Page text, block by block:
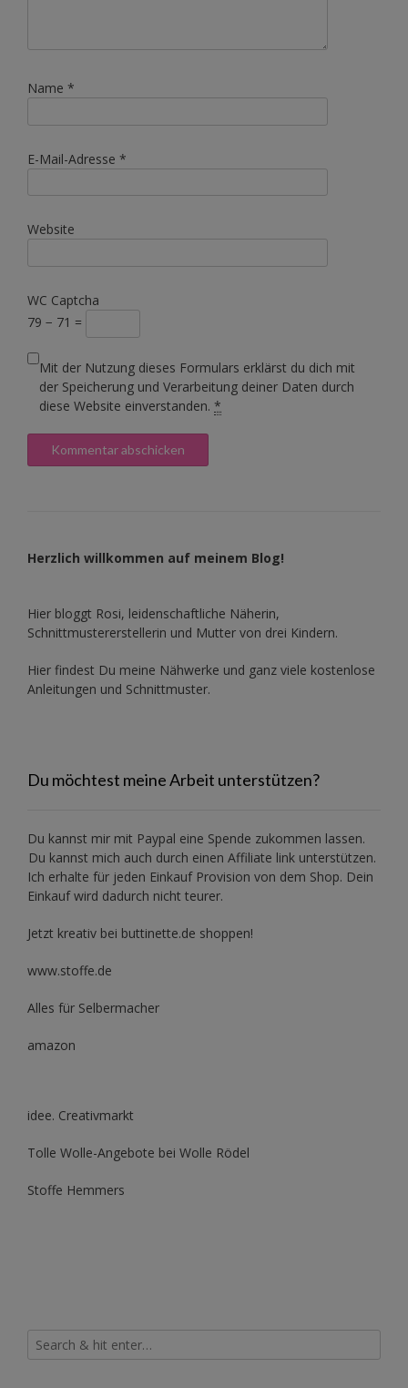
Name *
E-Mail-Adresse *
Website
WC Captcha
79 − 71 =
Mit der Nutzung dieses Formulars erklärst du dich mit
der Speicherung und Verarbeitung deiner Daten durch
diese Website einverstanden. *
Herzlich willkommen auf meinem Blog!
Hier bloggt Rosi, leidenschaftliche Näherin,
Schnittmustererstellerin und Mutter von drei Kindern.
Hier findest Du meine Nähwerke und ganz viele kostenlose
Anleitungen und Schnittmuster.
Du möchtest meine Arbeit unterstützen?
Du kannst mir mit Paypal eine Spende zukommen lassen.
Du kannst mich auch durch einen Affiliate link unterstützen.
Ich erhalte für jeden Einkauf Provision von dem Shop. Dein
Einkauf wird dadurch nicht teurer.
Jetzt kreativ bei buttinette.de shoppen!
www.stoffe.de
Alles für Selbermacher
amazon
idee. Creativmarkt
Tolle Wolle-Angebote bei Wolle Rödel
Stoffe Hemmers